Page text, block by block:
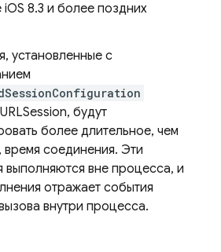
iOS 8.3 и более поздних
установленные с
будут
более длительное, чем
соединения. Эти
выполняются вне процесса, и
отражает события
внутри процесса.